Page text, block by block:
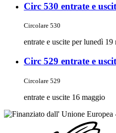
Circ 530 entrate e
Circolare 530
entrate e uscite per lunedì 19
Circ 529 entrate e
Circolare 529
entrate e uscite 16 maggio